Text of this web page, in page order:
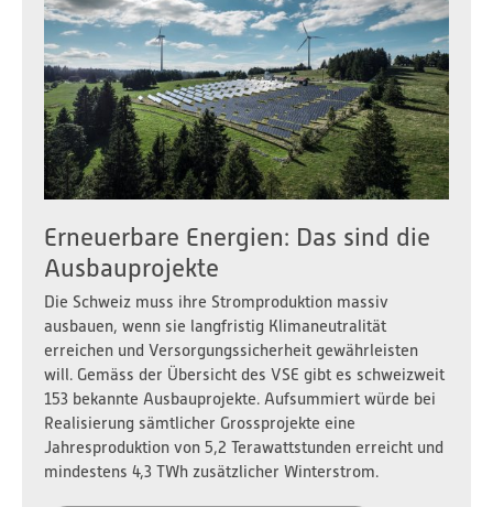
Erneuerbare Energien: Das sind die
Ausbauprojekte
Die Schweiz muss ihre Stromproduktion massiv
ausbauen, wenn sie langfristig Klimaneutralität
erreichen und Versorgungssicherheit gewährleisten
will. Gemäss der Übersicht des VSE gibt es schweizweit
153 bekannte Ausbauprojekte. Aufsummiert würde bei
Realisierung sämtlicher Grossprojekte eine
Jahresproduktion von 5,2 Terawattstunden erreicht und
mindestens 4,3 TWh zusätzlicher Winterstrom.